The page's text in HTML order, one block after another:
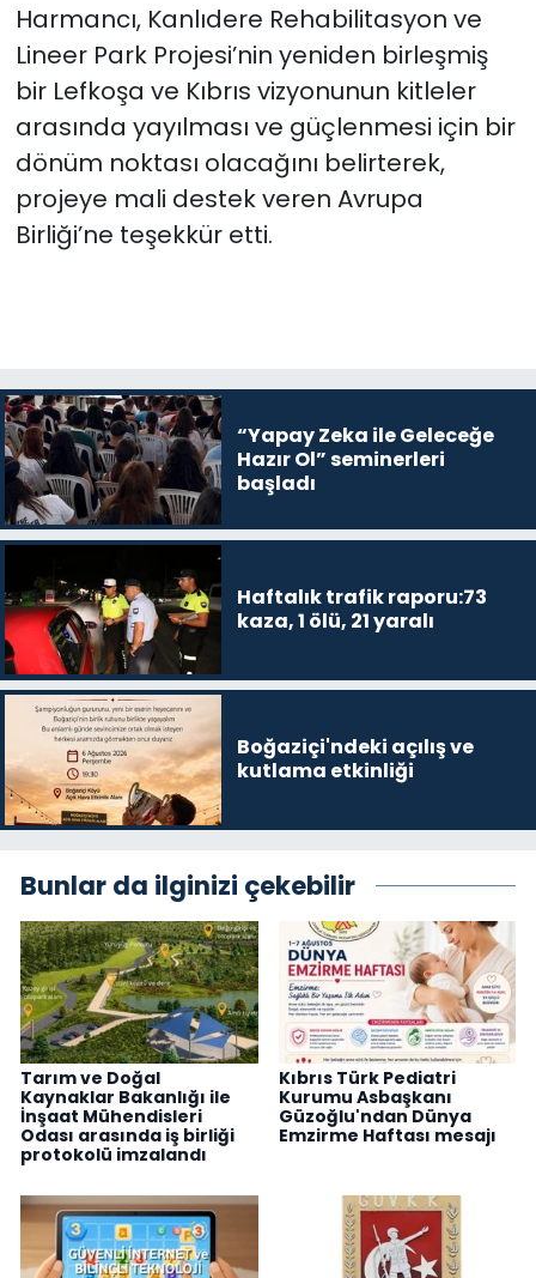
Harmancı, Kanlıdere Rehabilitasyon ve
Lineer Park Projesi’nin yeniden birleşmiş
bir Lefkoşa ve Kıbrıs vizyonunun kitleler
arasında yayılması ve güçlenmesi için bir
dönüm noktası olacağını belirterek,
projeye mali destek veren Avrupa
Birliği’ne teşekkür etti.
“Yapay Zeka ile Geleceğe
Hazır Ol” seminerleri
başladı
Haftalık trafik raporu:73
kaza, 1 ölü, 21 yaralı
Boğaziçi'ndeki açılış ve
kutlama etkinliği
Bunlar da ilginizi çekebilir
Tarım ve Doğal
Kaynaklar Bakanlığı ile
İnşaat Mühendisleri
Odası arasında iş birliği
protokolü imzalandı
Kıbrıs Türk Pediatri
Kurumu Asbaşkanı
Güzoğlu'ndan Dünya
Emzirme Haftası mesajı